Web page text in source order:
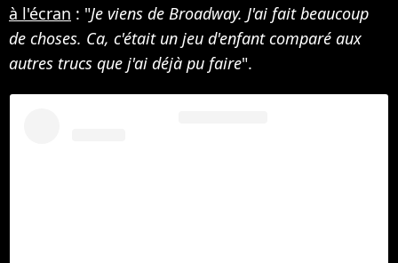
à l'écran : "Je viens de Broadway. J'ai fait beaucoup
de choses. Ca, c'était un jeu d'enfant comparé aux
autres trucs que j'ai déjà pu faire".